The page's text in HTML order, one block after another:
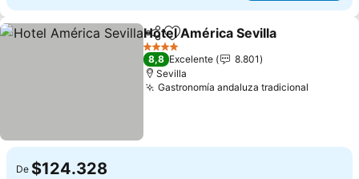
CompartirAgregar a favoritos
Hotel América Sevilla
4 Estrellas
8,8 Excelente
8.801
Sevilla
Gastronomía andaluza tradicional
De $124.328